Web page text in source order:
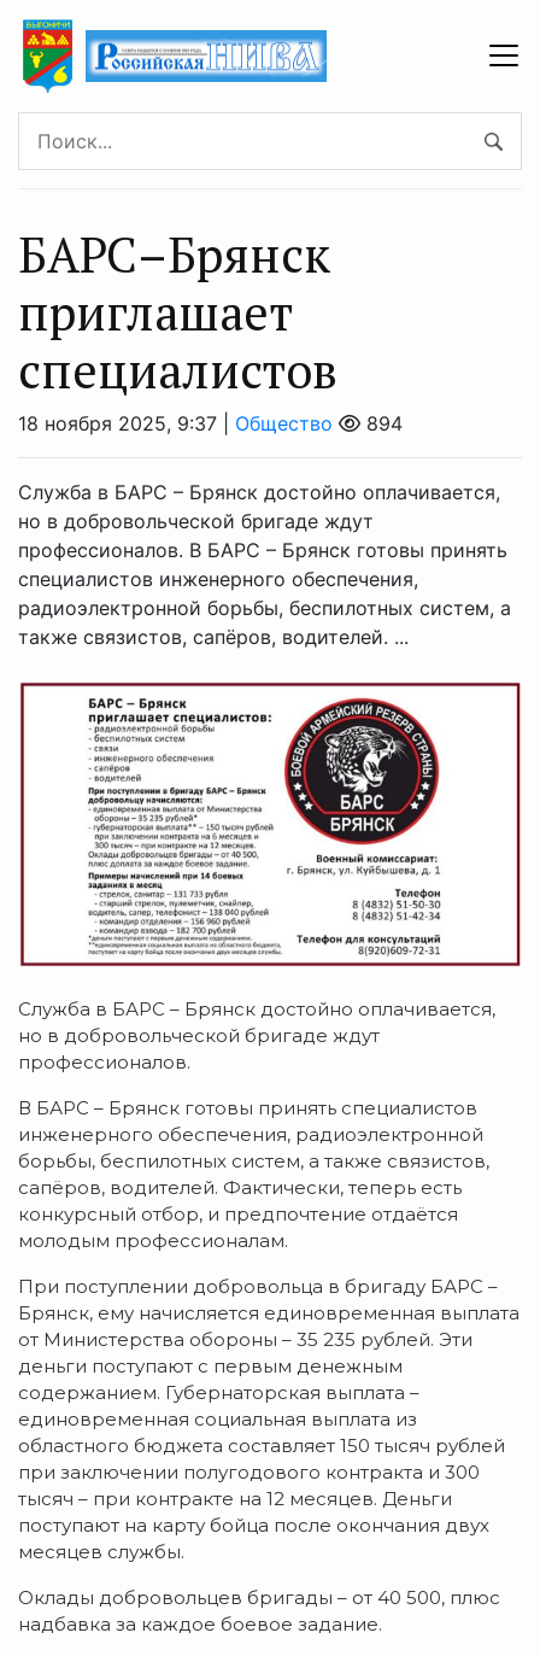
БАРС–Брянcк
приглашает
cпециалистов
18 ноября 2025, 9:37 | Общество 894
Служба в БАРС – Брянск достойно оплачивается,
но в добровольческой бригаде ждут
профессионалов. В БАРС – Брянск готовы принять
специалистов инженерного обеспечения,
радиоэлектронной борьбы, беспилотных систем, а
также связистов, сапёров, водителей. ...
Служба в БАРС – Брянск достойно оплачивается,
но в добровольческой бригаде ждут
профессионалов.
В БАРС – Брянск готовы принять специалистов
инженерного обеспечения, радиоэлектронной
борьбы, беспилотных систем, а также связистов,
сапёров, водителей. Фактически, теперь есть
конкурсный отбор, и предпочтение отдаётся
молодым профессионалам.
При поступлении добровольца в бригаду БАРС –
Брянск, ему начисляется единовременная выплата
от Министерства обороны – 35 235 рублей. Эти
деньги поступают с первым денежным
содержанием. Губернаторская выплата –
единовременная социальная выплата из
областного бюджета составляет 150 тысяч рублей
при заключении полугодового контракта и 300
тысяч – при контракте на 12 месяцев. Деньги
поступают на карту бойца после окончания двух
месяцев службы.
Оклады добровольцев бригады – от 40 500, плюс
надбавка за каждое боевое задание.